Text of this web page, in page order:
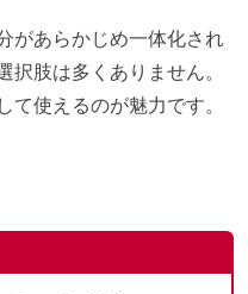
があらかじめ一体化され
肢は多くありません。
使えるのが魅力です。